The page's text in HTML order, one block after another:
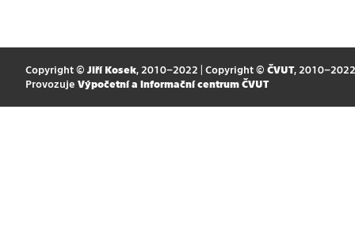
Copyright © Jiří Kosek, 2010–2022 | Copyright © ČVUT, 2010–2022
Provozuje Výpočetní a informační centrum ČVUT